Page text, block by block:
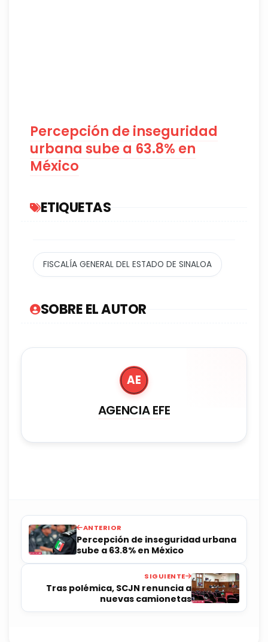
Percepción de inseguridad
urbana sube a 63.8% en
México
ETIQUETAS
FISCALÍA GENERAL DEL ESTADO DE SINALOA
SOBRE EL AUTOR
AE
AGENCIA EFE
ANTERIOR
Percepción de inseguridad urbana
sube a 63.8% en México
SIGUIENTE
Tras polémica, SCJN renuncia a
nuevas camionetas